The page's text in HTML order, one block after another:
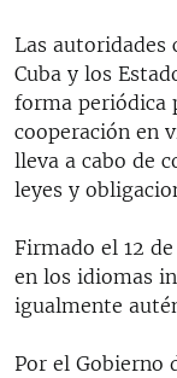
Las autoridades
Cuba y los
forma periódica
cooperación en
lleva a cabo de
leyes y
Firmado el 12
en los idiomas
igualmente
Por el Gobierno